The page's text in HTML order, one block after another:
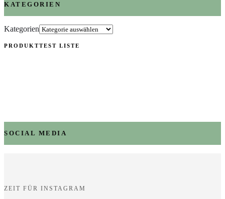
KATEGORIEN
Kategorien
PRODUKTTEST LISTE
SOCIAL MEDIA
ZEIT FÜR INSTAGRAM